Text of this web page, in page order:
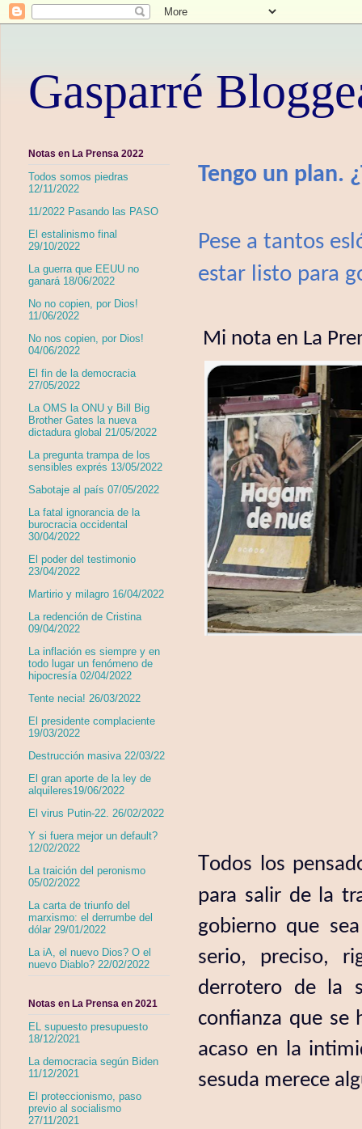
Gasparré
Tengo un plan.
Pese a tantos
estar listo para
Mi nota en La
Todos los
para salir de la
gobierno que
serio, preciso,
derrotero de la
confianza que se
acaso en la
sesuda merece
Notas en La Prensa 2022
Todos somos piedras
12/11/2022
11/2022 Pasando las PASO
El estalinismo final
29/10/2022
La guerra que EEUU no
ganará 18/06/2022
No no copien, por Dios!
11/06/2022
No nos copien, por Dios!
04/06/2022
El fin de la democracia
27/05/2022
La OMS la ONU y Bill Big
Brother Gates la nueva
dictadura global 21/05/2022
La pregunta trampa de los
sensibles exprés 13/05/2022
Sabotaje al país 07/05/2022
La fatal ignorancia de la
burocracia occidental
30/04/2022
El poder del testimonio
23/04/2022
Martirio y milagro 16/04/2022
La redención de Cristina
09/04/2022
La inflación es siempre y en
todo lugar un fenómeno de
hipocresía 02/04/2022
Tente necia! 26/03/2022
El presidente complaciente
19/03/2022
Destrucción masiva 22/03/22
El gran aporte de la ley de
alquileres19/06/2022
El virus Putin-22. 26/02/2022
Y si fuera mejor un default?
12/02/2022
La traición del peronismo
05/02/2022
La carta de triunfo del
marxismo: el derrumbe del
dólar 29/01/2022
La iA, el nuevo Dios? O el
nuevo Diablo? 22/02/2022
Notas en La Prensa en 2021
EL supuesto presupuesto
18/12/2021
La democracia según Biden
11/12/2021
El proteccionismo, paso
previo al socialismo
27/11/2021